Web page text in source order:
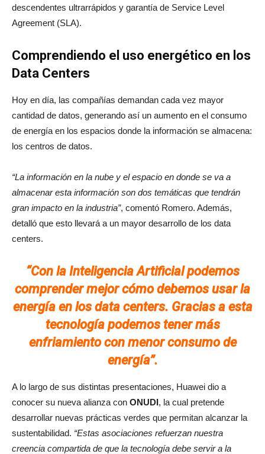
descendentes ultrarrápidos y garantía de Service Level
Agreement (SLA).
Comprendiendo el uso energético en los
Data Centers
Hoy en día, las compañías demandan cada vez mayor
cantidad de datos, generando así un aumento en el consumo
de energía en los espacios donde la información se almacena:
los centros de datos.
“La información en la nube y el espacio en donde se va a
almacenar esta información son dos temáticas que tendrán
gran impacto en la industria”, comentó Romero. Además,
detalló que esto llevará a un mayor desarrollo de los data
centers.
“Con la Inteligencia Artificial podemos
comprender mejor cómo debemos usar la
energía en los data centers. Gracias a esta
tecnología podemos tener más
enfriamiento con menor consumo de
energía”.
A lo largo de sus distintas presentaciones, Huawei dio a
conocer su nueva alianza con ONUDI, la cual pretende
desarrollar nuevas prácticas verdes que permitan alcanzar la
sustentabilidad. “Estas asociaciones refuerzan nuestra
creencia compartida de que la tecnología debe servir a la